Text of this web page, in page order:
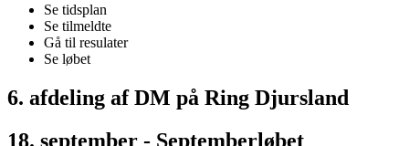
Se tidsplan
Se tilmeldte
Gå til resulater
Se løbet
6. afdeling af DM på Ring Djursland
18. september - Septemberløbet